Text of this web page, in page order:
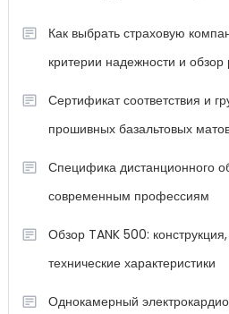
Как выбрать страховую
критерии надежности и обзор
Сертификат соответствия и
прошивных базальтовых
Специфика дистанционного
современным профессиям
Обзор TANK 500:
технические характеристики
Однокамерный